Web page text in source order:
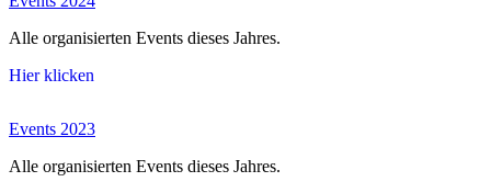
Alle organisierten Events dieses Jahres.
Hier klicken
Events 2023
Alle organisierten Events dieses Jahres.